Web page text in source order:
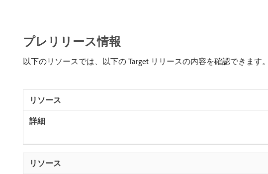
プレリリース情報
以下のリソースでは、以下の Target リリースの内容を確認できます。